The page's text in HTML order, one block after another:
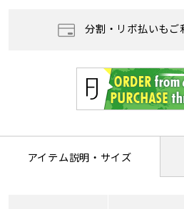
分割・リボ払いもご
アイテム説明・サイズ